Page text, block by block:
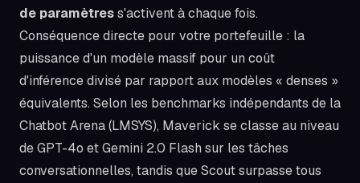
de paramètress'activent à chaque fois.
Conséquence directe pour votre portefeuille : la
puissance d'un modèle massif pour un coût
d'inférence divisé par rapport aux modèles « denses »
équivalents. Selon les benchmarks indépendants de la
Chatbot Arena (LMSYS), Maverick se classe au niveau
de GPT-4o et Gemini 2.0 Flash sur les tâches
conversationnelles, tandis que Scout surpasse tous